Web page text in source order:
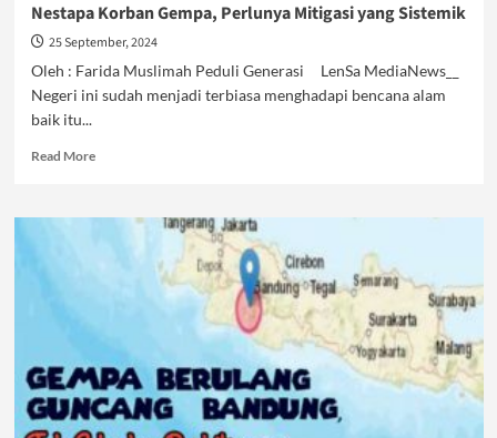
Nestapa Korban Gempa, Perlunya Mitigasi yang Sistemik
25 September, 2024
Oleh : Farida Muslimah Peduli Generasi LenSa MediaNews__
Negeri ini sudah menjadi terbiasa menghadapi bencana alam
baik itu...
Read MoreRead
Nestapa